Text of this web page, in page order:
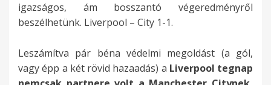
igazságos, ám bosszantó végeredményről
beszélhetünk. Liverpool – City 1-1.
Leszámítva pár béna védelmi megoldást (a gól,
vagy épp a két rövid hazaadás) a Liverpool tegnap